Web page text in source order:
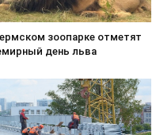
зоопарке отметят
день льва